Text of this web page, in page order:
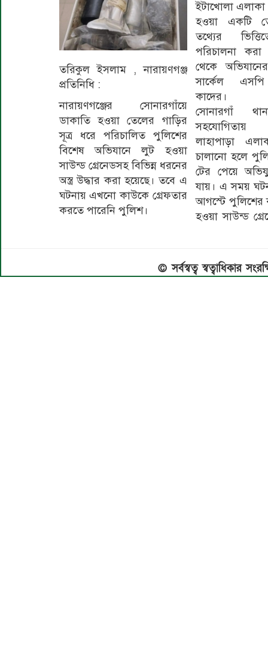
তরিকুল ইসলাম , নারায়ণগঞ্জ
প্রতিনিধি :
নারায়ণগঞ্জের সোনারগাঁয়ে
ডাকাতি হওয়া তেলের গাড়ির
সূত্র ধরে পরিচালিত পুলিশের
বিশেষ অভিযানে লুট হওয়া
সাউন্ড গ্রেনেডসহ বিভিন্ন ধরনের
অস্ত্র উদ্ধার করা হয়েছে। তবে এ
ঘটনায় এখনো কাউকে গ্রেফতার
করতে পারেনি পুলিশ।
ইটাখোলা এলাকা
হওয়া একটি
তথ্যের
পরিচালনা
থেকে
সার্কেল এসপি
কাদের।
সোনারগাঁ
লাহাপাড়া
চালানো হলে
টের পেয়ে
যায়। এ সময়
আগস্টে পুলিশের
হওয়া সাউন্ড
© সর্বস্বত্ব স্বত্বাধিকার